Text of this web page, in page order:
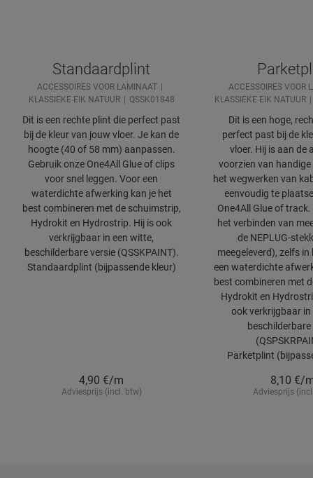
Standaardplint
ACCESSOIRES VOOR LAMINAAT
KLASSIEKE EIK NATUUR
QSSK01848
Dit is een rechte plint die perfect past
bij de kleur van jouw vloer. Je kan de
hoogte (40 of 58 mm) aanpassen.
Gebruik onze One4All Glue of clips
voor snel leggen. Voor een
waterdichte afwerking kan je het
best combineren met de schuimstrip,
Hydrokit en Hydrostrip. Hij is ook
verkrijgbaar in een witte,
beschilderbare versie (QSSKPAINT).
Standaardplint (bijpassende kleur)
4,90 €/m
Adviesprijs (incl. btw)
ACCESSOIRES VOOR
KLASSIEKE EIK NATUUR
Dit is een hoge,
perfect past bij de
vloer. Hij is aan de
voorzien van handige
het wegwerken van
eenvoudig te
One4All Glue of
het verbinden van
de NEPLUG-
meegeleverd), zelfs in
een waterdichte
best combineren met
Hydrokit en
ook verkrijgbaar in
beschilderbare
Parketplint
8,10 €/
Adviesprijs